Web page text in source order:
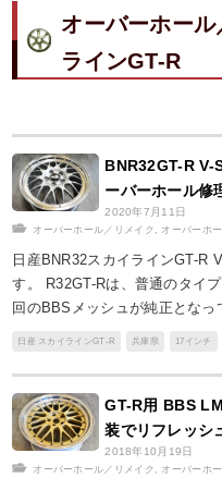
オーバーホー
ラインGT-R
BNR32GT-R V-
ーバーホール修
2020年7月11日
オーバーホール／リメイク , オーバーホ
日産BNR32スカイラインGT-R
す。 R32GT-Rは、普通のタイ
回のBBSメッシュが純正となっ
日産 スカイラインGT-R 兵庫県 17インチ
GT-R用 BBS
装でリフレッシ
2018年10月19日
オーバーホール／リメイク , オーバーホ